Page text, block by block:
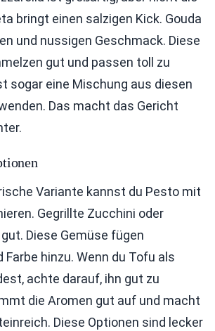
bringt einen salzigen Kick. Gouda
und nussigen Geschmack. Diese
gut und passen toll zu
sogar eine Mischung aus diesen
Das macht das Gericht
Variante kannst du Pesto mit
Gegrillte Zucchini oder
Diese Gemüse fügen
Farbe hinzu. Wenn du Tofu als
achte darauf, ihn gut zu
die Aromen gut auf und macht
Diese Optionen sind lecker